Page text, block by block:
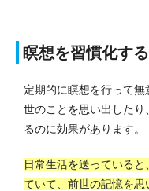
瞑想を習慣化する
定期的に瞑想を行って
世のことを思い出した
るのに効果があります。
日常生活を送っている
ていて、前世の記憶を